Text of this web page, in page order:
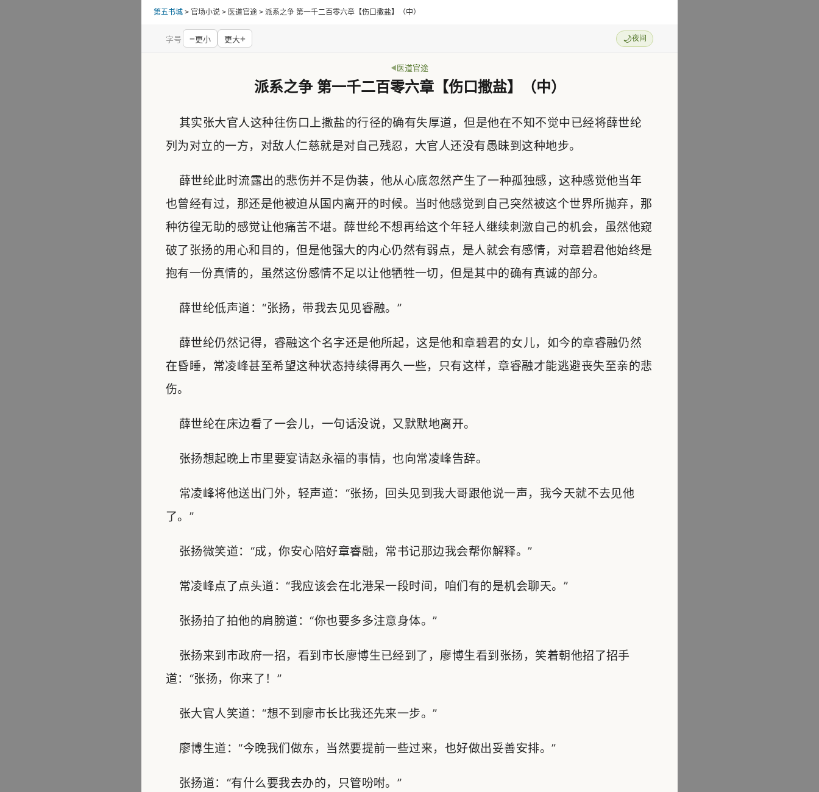
第五书城 > 官场小说 > 医道官途 > 派系之争 第一千二百零六章【伤口撒盐】（中）
字号 −更小 更大+ 🌙夜间
医道官途
派系之争 第一千二百零六章【伤口撒盐】（中）
其实张大官人这种往伤口上撒盐的行径的确有失厚道，但是他在不知不觉中已经将薛世纶
列为对立的一方，对敌人仁慈就是对自己残忍，大官人还没有愚昧到这种地步。
薛世纶此时流露出的悲伤并不是伪装，他从心底忽然产生了一种孤独感，这种感觉他当年
也曾经有过，那还是他被迫从国内离开的时候。当时他感觉到自己突然被这个世界所抛弃，那
种彷徨无助的感觉让他痛苦不堪。薛世纶不想再给这个年轻人继续刺激自己的机会，虽然他窥
破了张扬的用心和目的，但是他强大的内心仍然有弱点，是人就会有感情，对章碧君他始终是
抱有一份真情的，虽然这份感情不足以让他牺牲一切，但是其中的确有真诚的部分。
薛世纶低声道：“张扬，带我去见见睿融。”
薛世纶仍然记得，睿融这个名字还是他所起，这是他和章碧君的女儿，如今的章睿融仍然
在昏睡，常凌峰甚至希望这种状态持续得再久一些，只有这样，章睿融才能逃避丧失至亲的悲
伤。
薛世纶在床边看了一会儿，一句话没说，又默默地离开。
张扬想起晚上市里要宴请赵永福的事情，也向常凌峰告辞。
常凌峰将他送出门外，轻声道：“张扬，回头见到我大哥跟他说一声，我今天就不去见他
了。”
张扬微笑道：“成，你安心陪好章睿融，常书记那边我会帮你解释。”
常凌峰点了点头道：“我应该会在北港呆一段时间，咱们有的是机会聊天。”
张扬拍了拍他的肩膀道：“你也要多多注意身体。”
张扬来到市政府一招，看到市长廖博生已经到了，廖博生看到张扬，笑着朝他招了招手
道：“张扬，你来了！”
张大官人笑道：“想不到廖市长比我还先来一步。”
廖博生道：“今晚我们做东，当然要提前一些过来，也好做出妥善安排。”
张扬道：“有什么要我去办的，只管吩咐。”